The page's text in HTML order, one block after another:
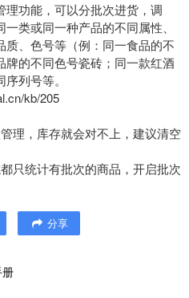
理功能，可以分批次进货，调
类或同一种产品的不同属性、
、色号等（例：同一食品的不
牌的不同色号瓷砖；同一款红酒
列号等。
kb/205
理，库存就会对不上，建议清空
只统计有批次的商品，开启批次
分享